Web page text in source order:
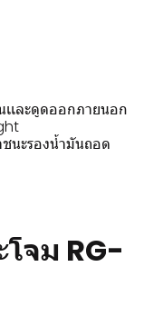
เเละดูดออกภายนอก
นะรองน้ำมันถอด
จม RG-